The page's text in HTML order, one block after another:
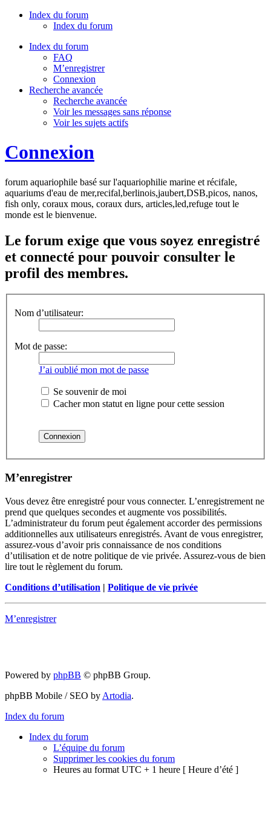
Index du forum
Index du forum
Index du forum
FAQ
M’enregistrer
Connexion
Recherche avancée
Recherche avancée
Voir les messages sans réponse
Voir les sujets actifs
Connexion
forum aquariophile basé sur l'aquariophilie marine et récifale,
aquariums d'eau de mer,recifal,berlinois,jaubert,DSB,picos, nanos,
fish only, coraux mous, coraux durs, articles,led,refuge tout le
monde est le bienvenue.
Le forum exige que vous soyez enregistré
et connecté pour pouvoir consulter le
profil des membres.
Nom d’utilisateur:
Mot de passe:
J’ai oublié mon mot de passe
Se souvenir de moi
Cacher mon statut en ligne pour cette session
M’enregistrer
Vous devez être enregistré pour vous connecter. L’enregistrement ne
prend que quelques secondes et augmente vos possibilités.
L’administrateur du forum peut également accorder des permissions
additionnelles aux utilisateurs enregistrés. Avant de vous enregistrer,
assurez-vous d’avoir pris connaissance de nos conditions
d’utilisation et de notre politique de vie privée. Assurez-vous de bien
lire tout le règlement du forum.
Conditions d’utilisation | Politique de vie privée
M’enregistrer
Powered by phpBB © phpBB Group.
phpBB Mobile / SEO by Artodia.
Index du forum
Index du forum
L’équipe du forum
Supprimer les cookies du forum
Heures au format UTC + 1 heure [ Heure d’été ]